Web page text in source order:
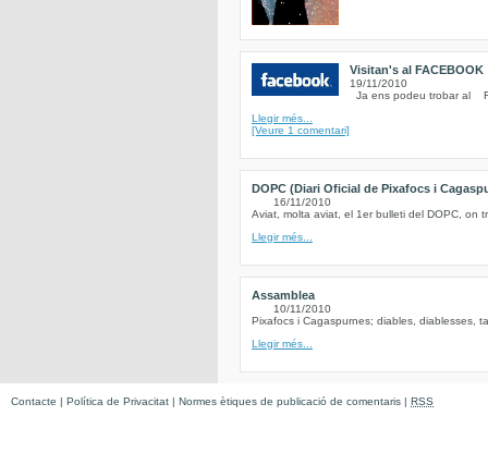
Visitan's al FACEBOOK
19/11/2010
Ja ens podeu trobar al
Llegir més...
[Veure 1 comentari]
DOPC (Diari Oficial de Pixafocs i
16/11/2010
Aviat, molta aviat, el 1er bulleti del DOPC, on
Llegir més...
Assamblea
10/11/2010
Pixafocs i Cagaspurnes; diables, diablesses,
Llegir més...
Contacte | Política de Privacitat | Normes ètiques de publicació de comentaris | RSS